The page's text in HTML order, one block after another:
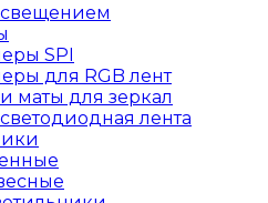
SPI
для RGB лент
маты для зеркал
лента